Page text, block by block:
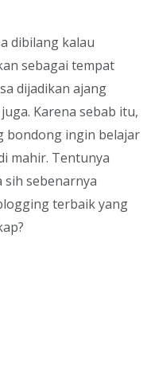
dibilang kalau
sebagai tempat
dijadikan ajang
Karena sebab itu,
bondong ingin belajar
mahir. Tentunya
sih sebenarnya
terbaik yang